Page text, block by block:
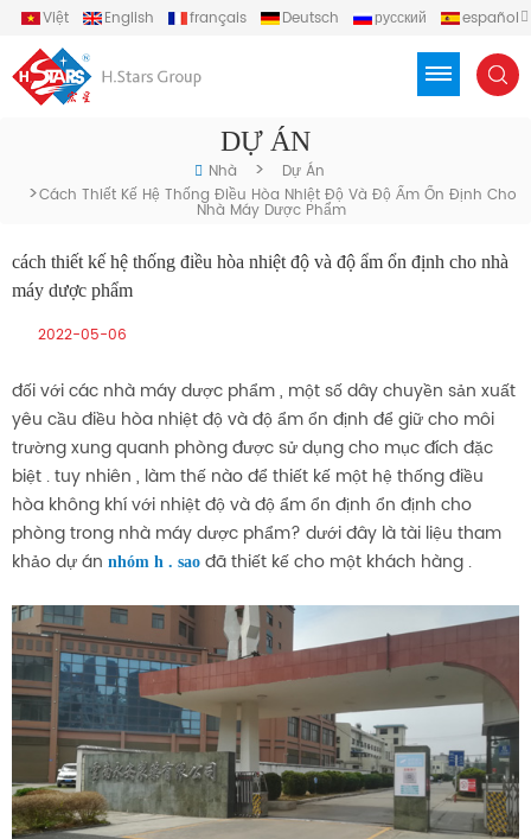
Việt English français Deutsch русский
español
DỰ ÁN
Nhà > Dự Án
>Cách Thiết Kế Hệ Thống Điều Hòa Nhiệt Độ Và Độ Ẩm Ổn Định Cho
Nhà Máy Dược Phẩm
cách thiết kế hệ thống điều hòa nhiệt độ và độ ẩm ổn định cho nhà
máy dược phẩm
2022-05-06
đối với các nhà máy dược phẩm , một số dây chuyền sản xuất
yêu cầu điều hòa nhiệt độ và độ ẩm ổn định để giữ cho môi
trường xung quanh phòng được sử dụng cho mục đích đặc
biệt . tuy nhiên , làm thế nào để thiết kế một hệ thống điều
hòa không khí với nhiệt độ và độ ẩm ổn định ổn định cho
phòng trong nhà máy dược phẩm? dưới đây là tài liệu tham
khảo dự án nhóm h . sao đã thiết kế cho một khách hàng .